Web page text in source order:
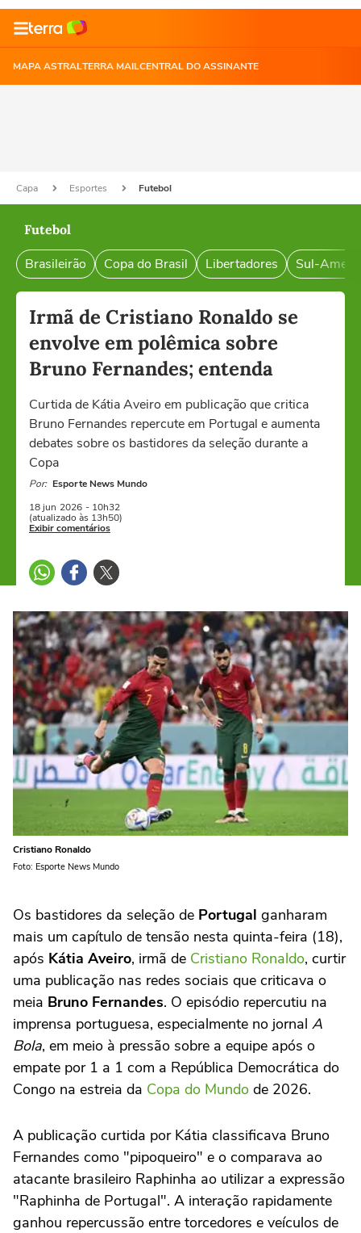
MAPA ASTRALTERRA MAILCENTRAL DO ASSINANTE
Capa Esportes Futebol
Futebol
Brasileirão Copa do Brasil Libertadores Sul-
Irmã de Cristiano Ronaldo se
envolve em polêmica sobre
Bruno Fernandes; entenda
Curtida de Kátia Aveiro em publicação que critica
Bruno Fernandes repercute em Portugal e aumenta
debates sobre os bastidores da seleção durante a
Copa
Por: Esporte News Mundo
18 jun 2026 - 10h32
(atualizado às 13h50)
Exibir comentários
Cristiano Ronaldo
Foto: Esporte News Mundo
Os bastidores da seleção de Portugal ganharam
mais um capítulo de tensão nesta quinta-feira (18),
após Kátia Aveiro, irmã de Cristiano Ronaldo, curtir
uma publicação nas redes sociais que criticava o
meia Bruno Fernandes. O episódio repercutiu na
imprensa portuguesa, especialmente no jornal A
Bola, em meio à pressão sobre a equipe após o
empate por 1 a 1 com a República Democrática do
Congo na estreia da Copa do Mundo de 2026.
A publicação curtida por Kátia classificava Bruno
Fernandes como "pipoqueiro" e o comparava ao
atacante brasileiro Raphinha ao utilizar a expressão
"Raphinha de Portugal". A interação rapidamente
ganhou repercussão entre torcedores e veículos de